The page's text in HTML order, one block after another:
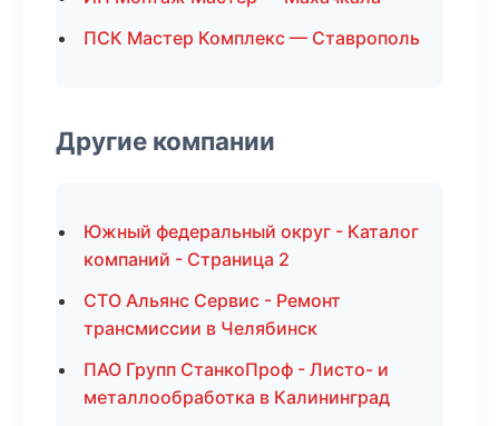
ПСК Мастер Комплекс — Ставрополь
Другие компании
Южный федеральный округ - Каталог
компаний - Страница 2
СТО Альянс Сервис - Ремонт
трансмиссии в Челябинск
ПАО Групп СтанкоПроф - Листо- и
металлообработка в Калининград